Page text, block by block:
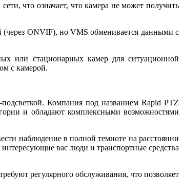
что означает, что камера не может получить
ONVIF), но VMS обменивается данными с
или стационарных камер для ситуационной
с камерой.
Компания под названием Rapid PTZ
и обладают комплексными возможностями
наблюдение в полной темноте на расстоянии
вас люди и транспортные средства
регулярного обслуживания, что позволяет